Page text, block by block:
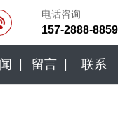
电话咨询
157-2888-8859
| 留言 | 联系